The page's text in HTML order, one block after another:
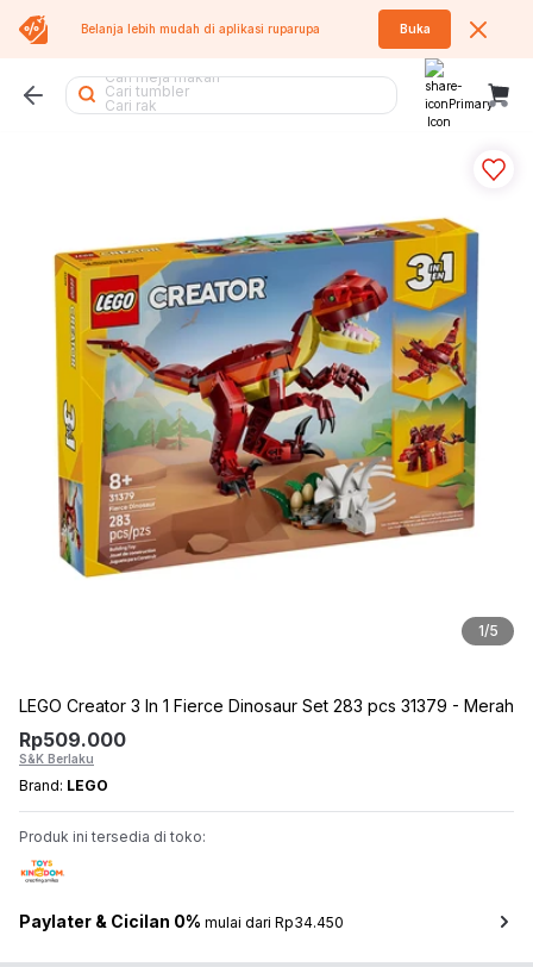
Belanja lebih mudah di aplikasi ruparupa Buka
Cari meja makan
Cari tumbler
Cari rak
Cari sofa bed
Cari meja lipat
Cari tempat sampah
Cari kipas angin
Cari sofa
Cari rak besi
Cari air purifier
Cari kursi kantor
Cari kursi
Cari kasur
Cari tangga
Cari meja
Cari lemari besi
1/5
LEGO Creator 3 In 1 Fierce Dinosaur Set 283 pcs 31379 - Merah
Rp509.000
S&K Berlaku
Brand: LEGO
Produk ini tersedia di toko:
Paylater & Cicilan 0% mulai dari Rp34.450